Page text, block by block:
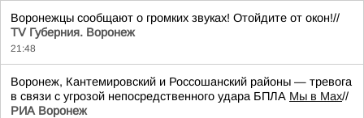
Воронежцы сообщают о громких звуках! Отойдите от окон!//
TV Губерния. Воронеж
21:48
Воронеж, Кантемировский и Россошанский районы — тревога
в связи с угрозой непосредственного удара БПЛА Мы в Мах//
РИА Воронеж